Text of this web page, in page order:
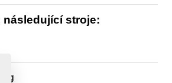
následující stroje:
kg